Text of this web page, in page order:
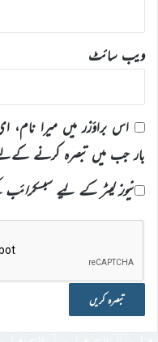
ویب‌ سائٹ
اس براؤزر میں میرا نام،
بار جب میں تبصرہ کرنے
نیوز لیٹر کے لیے سبسکرائب